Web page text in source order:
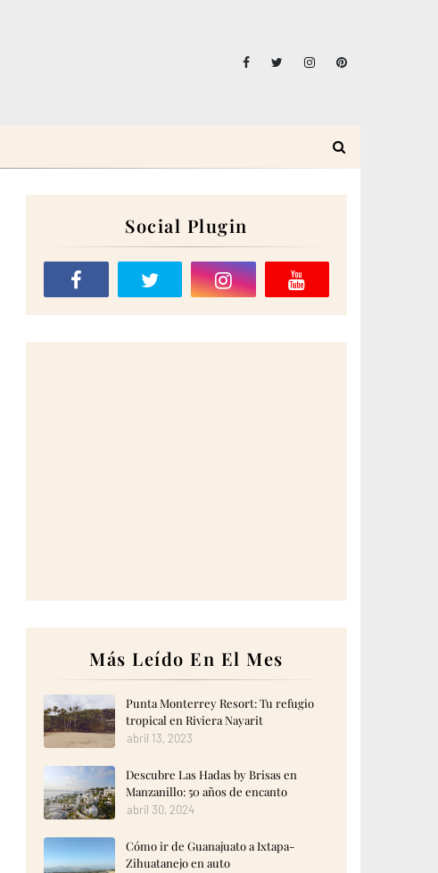
Social Plugin
Más Leído En El Mes
Punta Monterrey Resort: Tu refugio
tropical en Riviera Nayarit
abril 13, 2023
Descubre Las Hadas by Brisas en
Manzanillo: 50 años de encanto
abril 30, 2024
Cómo ir de Guanajuato a Ixtapa-
Zihuatanejo en auto